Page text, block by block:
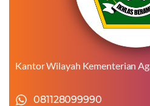
Kantor Wilayah Kementerian
081128099990